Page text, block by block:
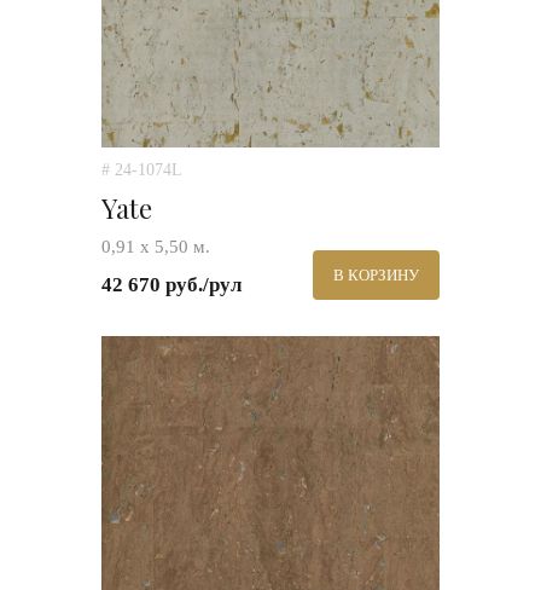
# 24-1074L
Yate
0,91 х 5,50 м.
42 670 руб./рул В КОРЗИНУ